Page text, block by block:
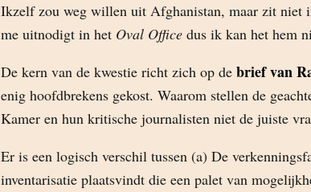
Ikzelf zou weg willen uit Afghanistan, maar zit niet
me uitnodigt in het Oval Office dus ik kan het hem
De kern van de kwestie richt zich op de brief van
enig hoofdbrekens gekost. Waarom stellen de
Kamer en hun kritische journalisten niet de juiste
Er is een logisch verschil tussen (a) De
inventarisatie plaatsvindt die een palet van